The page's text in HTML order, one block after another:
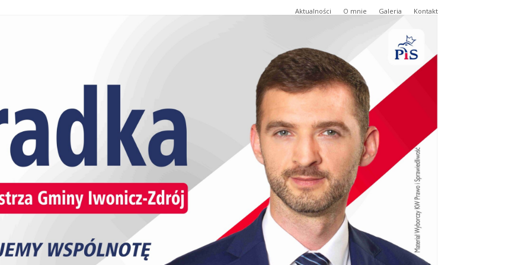
Aktualności O mnie Galeria Kontakt